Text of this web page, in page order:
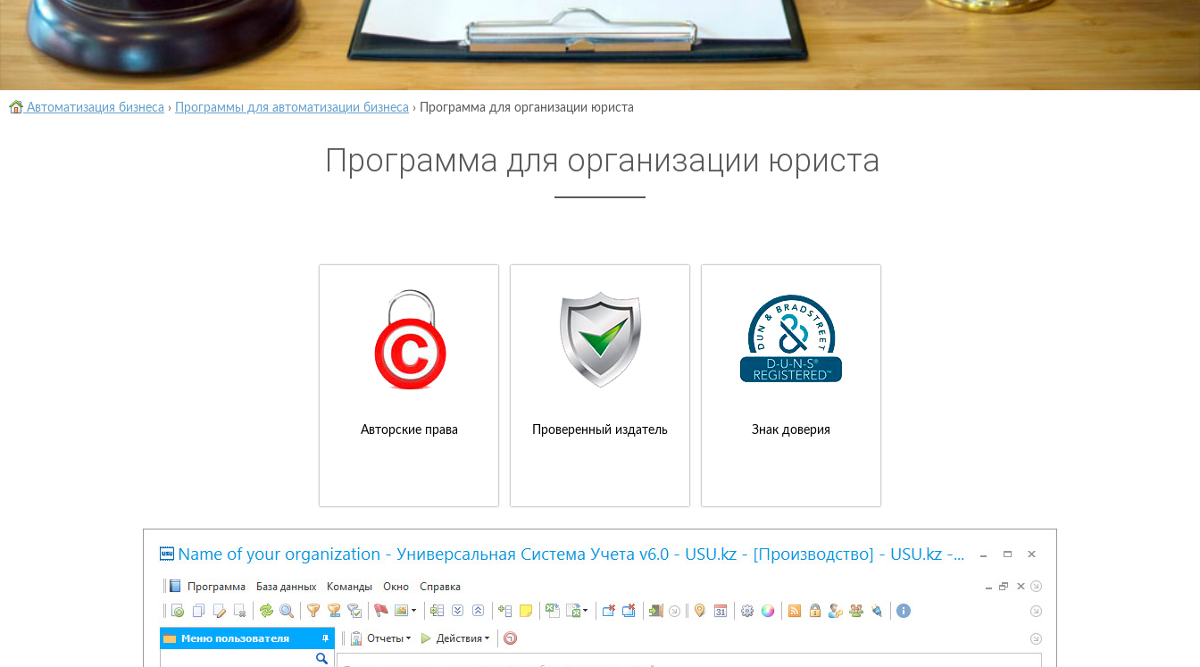
Автоматизация бизнеса › Программы для автоматизации бизнеса › Программа для организации юриста
Программа для организации юриста
Авторские права Проверенный издатель Знак доверия